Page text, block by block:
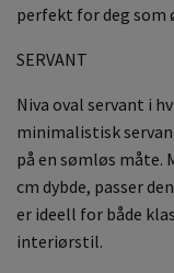
perfekt for deg som
SERVANT
Niva oval servant i
minimalistisk
på en sømløs måte.
cm dybde, passer
er ideell for både
interiørstil.